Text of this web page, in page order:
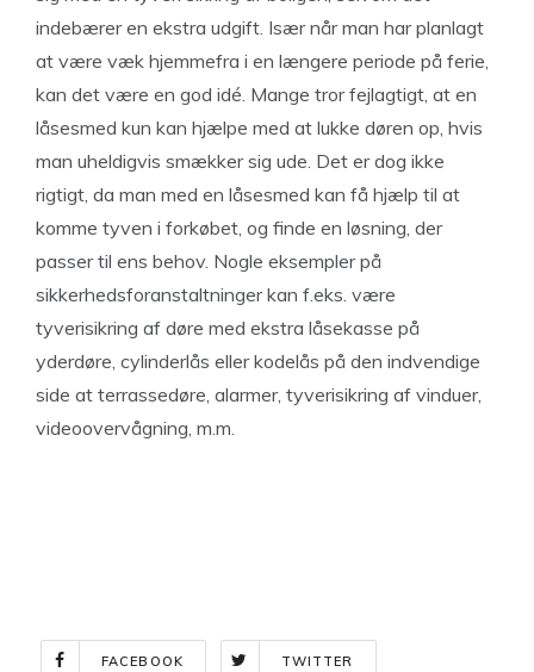
indebærer en ekstra udgift. Især når man har planlagt
at være væk hjemmefra i en længere periode på ferie,
kan det være en god idé. Mange tror fejlagtigt, at en
låsesmed kun kan hjælpe med at lukke døren op, hvis
man uheldigvis smækker sig ude. Det er dog ikke
rigtigt, da man med en låsesmed kan få hjælp til at
komme tyven i forkøbet, og finde en løsning, der
passer til ens behov. Nogle eksempler på
sikkerhedsforanstaltninger kan f.eks. være
tyverisikring af døre med ekstra låsekasse på
yderdøre, cylinderlås eller kodelås på den indvendige
side at terrassedøre, alarmer, tyverisikring af vinduer,
videoovervågning, m.m.
FACEBOOK TWITTER